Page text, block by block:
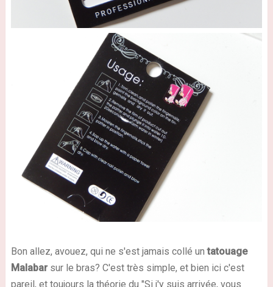
Bon allez, avouez, qui ne s'est jamais collé untatouage
Malabarsur le bras? C'est très simple, et bien ici c'est
pareil, et toujours la théorie du "Si j'y suis arrivée, vous